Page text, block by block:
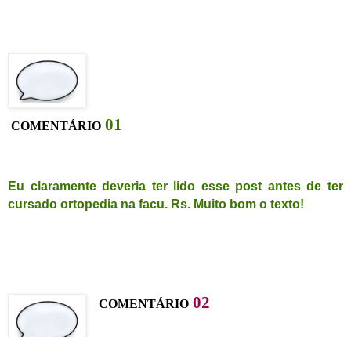
COMENTÁRIO 01
Eu claramente deveria ter lido esse post antes de ter
cursado ortopedia na facu. Rs. Muito bom o texto!
COMENTÁRIO 02